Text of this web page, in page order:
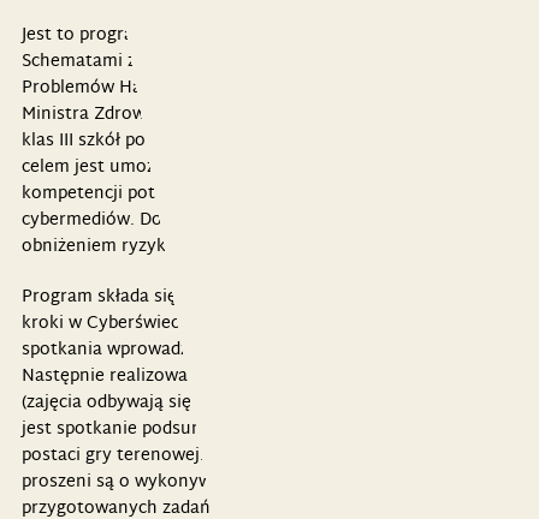
Jest to program opracowany przez Fundację Poza
Schematami ze środków Funduszu Rozwiązywania
Problemów Hazardowych (pozostających w dyspozycji
Ministra Zdrowia)
klas III szkół podstawowych i ich rodziców (opiekunów). Jego
celem jest umożliwienie młodym odbiorcom rozwijania
kompetencji potrzebnych do bezpiecznego używania
cybermediów. Doskonalenie tych kompetencji wiąże się z
obniżeniem ryzyka uzależnienia od mediów elektronicznych.
Program składa się z 14,5 godzin dydaktycznych. „Wspólne
kroki w Cyberświecie” rozpoczynają się od krótkiego
spotkania wprowadzającego z rodzicami (opiekunami).
Następnie realizowany jest cykl 11 godzin zajęć z uczniami
(zajęcia odbywają się co tydzień). Na koniec organizowane
jest spotkanie podsumowujące z uczniami i ich rodzicami w
postaci gry terenowej. W trakcie programu uczniowie
proszeni są o wykonywanie w domu specjalnie
przygotowanych zadań związanych z tematyką zajęć, część z